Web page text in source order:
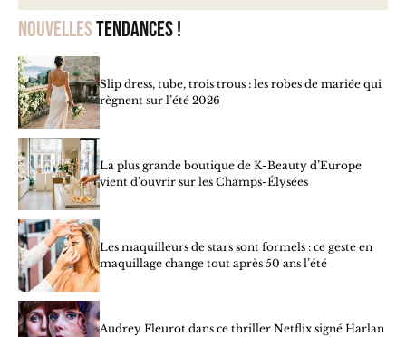
Nouvellestendances !
Slip dress, tube, trois trous : les robes de mariée qui
règnent sur l’été 2026
La plus grande boutique de K-Beauty d’Europe
vient d’ouvrir sur les Champs-Élysées
Les maquilleurs de stars sont formels : ce geste en
maquillage change tout après 50 ans l’été
Audrey Fleurot dans ce thriller Netflix signé Harlan